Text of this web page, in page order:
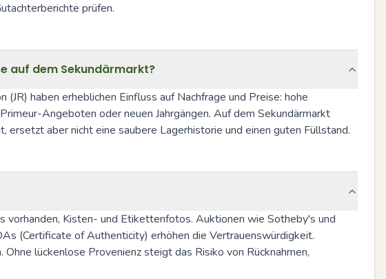
prüfen.
auf dem Sekundärmarkt?
haben erheblichen Einfluss auf Nachfrage und Preise: hohe
Angeboten oder neuen Jahrgängen. Auf dem Sekundärmarkt
aber nicht eine saubere Lagerhistorie und einen guten Füllstand.
vorhanden, Kisten- und Etikettenfotos. Auktionen wie Sotheby's und
(Certificate of Authenticity) erhöhen die Vertrauenswürdigkeit.
lückenlose Provenienz steigt das Risiko von Rücknahmen,